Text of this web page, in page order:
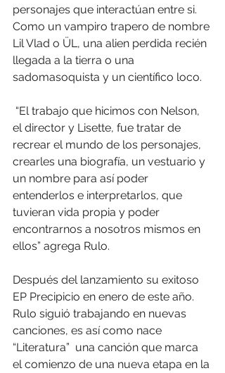
personajes que interactúan entre si.
Como un vampiro trapero de nombre
Lil Vlad o ÜL, una alien perdida recién
llegada a la tierra o una
sadomasoquista y un científico loco.
el director y Lisette, fue tratar de
recrear el mundo de los personajes,
crearles una biografía, un vestuario y
un nombre para así poder
entenderlos e interpretarlos, que
tuvieran vida propia y poder
encontrarnos a nosotros mismos en
ellos” agrega Rulo.
Después del lanzamiento su exitoso
EP Precipicio en enero de este año.
Rulo siguió trabajando en nuevas
canciones, es así como nace
“Literatura”  una canción que marca
el comienzo de una nueva etapa en la